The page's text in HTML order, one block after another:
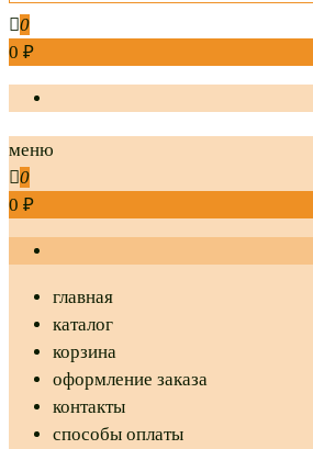
0
0 ₽
меню
0
0 ₽
главная
каталог
корзина
оформление заказа
контакты
способы оплаты